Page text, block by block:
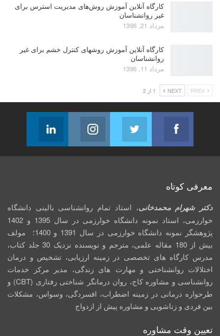
کارگاه آنلاین آموزش روش‌های مدیریت استرس برای
غیر روانشناسان
مرداد 21, 1396
کارگاه آنلاین آموزش روشهای کنترل خشم برای غیر
روانشناسان
مرداد 11, 1396
NEXT 1 از 2
Facebook
Join us on Facebook
Twitter
Join us on Twitter
Instagram
Join us on Instagram
معرفی کوتاه
دکتر شهرام محمدخانی، استاد تمام روانشناسی بالینی دانشگاه
خوارزمی، استاد نمونه دانشگاه خوارزمی در سال 1395 و 1402
پژوهشگر نمونه دانشگاه خوارزمی در سال 1391 و 1400؛ مولف
بیش از 180 مقاله علمی، مترجم و نویسنده نزدیک 30 جلد کتاب،
مدرس کارگاه­ های تخصصی در زمینه ارزیابی، تشخیص و درمان
اختلالات روانشناختی و مهارت های زندگی، مدیر مرکز خدمات
روانشناسی و مشاوره کاج، روان­ درمانگر شناختی رفتاری (CBT) و
طرحواره درمانی در زمینه اضطراب، افسردگی، وسواس، مشکلات
بین فردی و زناشویی و مشاوره پیش از ازدواج
تعیین وقت مشاوره